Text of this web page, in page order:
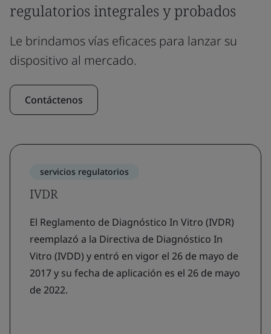
regulatorios integrales y probados
Le brindamos vías eficaces para lanzar su
dispositivo al mercado.
Contáctenos
servicios regulatorios
IVDR
El Reglamento de Diagnóstico In Vitro (IVDR)
reemplazó a la Directiva de Diagnóstico In
Vitro (IVDD) y entró en vigor el 26 de mayo de
2017 y su fecha de aplicación es el 26 de mayo
de 2022.